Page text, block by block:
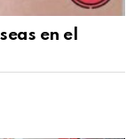
en el